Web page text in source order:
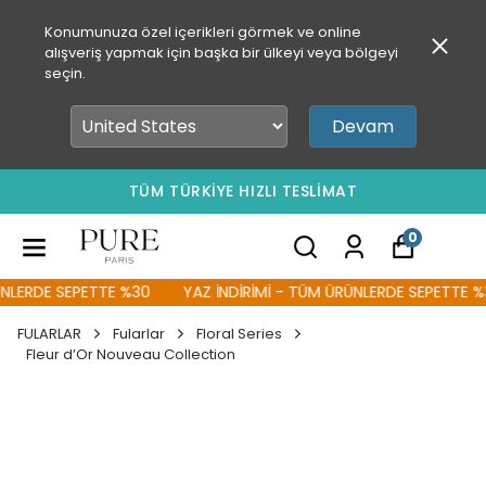
Konumunuza özel içerikleri görmek ve online
alışveriş yapmak için başka bir ülkeyi veya bölgeyi
seçin.
Devam
TÜM TÜRKİYE HIZLI TESLİMAT
0
SEPETTE %30 YAZ İNDİRİMİ - TÜM ÜRÜNLERDE SEPETTE %30
FULARLAR Fularlar
Floral Series
Fleur d’Or Nouveau Collection